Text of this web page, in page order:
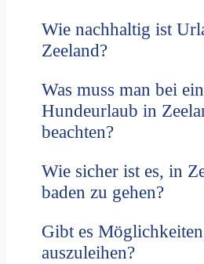
Wie nachhaltig ist
Zeeland?
Was muss man bei
Hundeurlaub in
beachten?
Wie sicher ist es, in
baden zu gehen?
Gibt es
auszuleihen?